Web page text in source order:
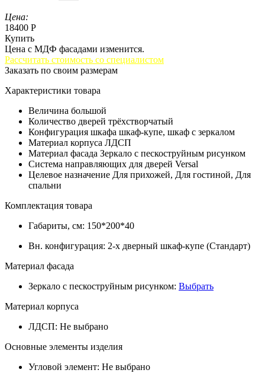
Цена:
18400 Р
Купить
Цена с МДФ фасадами изменится.
Рассчитать стоимость со специалистом
Заказать по своим размерам
Характеристики товара
Величина большой
Количество дверей трёхстворчатый
Конфигурация шкафа шкаф-купе, шкаф с зеркалом
Материал корпуса ЛДСП
Материал фасада Зеркало с пескоструйным рисунком
Система направляющих для дверей Versal
Целевое назначение Для прихожей, Для гостиной, Для
спальни
Комплектация товара
Габариты, см: 150*200*40
Вн. конфигурация: 2-х дверный шкаф-купе (Cтандарт)
Материал фасада
Зеркало с пескоструйным рисунком: Выбрать
Материал корпуса
ЛДСП: Не выбрано
Основные элементы изделия
Угловой элемент: Не выбрано